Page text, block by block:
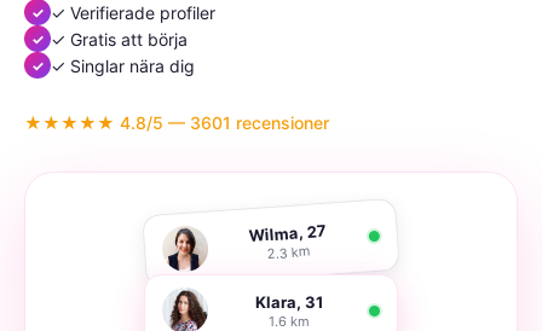
✓ Verifierade profiler
✓ Gratis att börja
✓ Singlar nära dig
★★★★★ 4.8/5 — 3601 recensioner
Wilma, 27
2.3 km
Klara, 31
1.6 km